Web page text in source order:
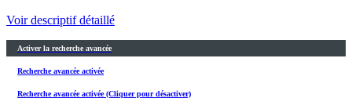
Voir descriptif détaillé
Activer la recherche avancée
Recherche avancée activée
Recherche avancée activée (Cliquer pour désactiver)